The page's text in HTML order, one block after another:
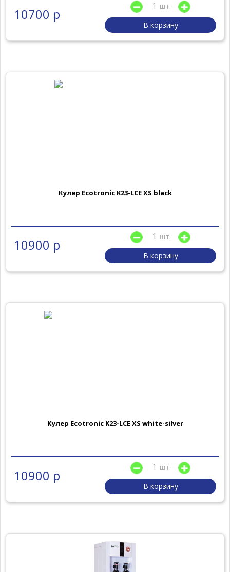
10700 р
шт.
В корзину
Кулер Ecotronic K23-LCE XS black
10900 р
шт.
В корзину
Кулер Ecotronic K23-LCE XS white-silver
10900 р
шт.
В корзину